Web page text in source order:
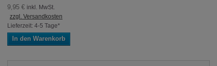
9,95 € inkl. MwSt.
zzgl. Versandkosten
Lieferzeit: 4-5 Tage*
In den Warenkorb